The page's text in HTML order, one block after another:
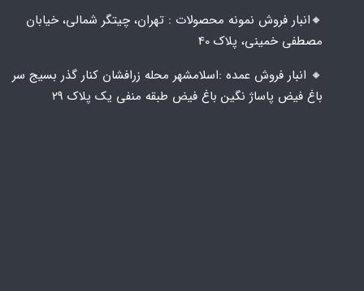
🔸️​​انبار فروش نمونه محصولات : تهران، چیتگر شمالی، خیابان
مصطفی خمینی، پلاک 40
🔸️ انبار فروش عمده :اسلامشهر محله زرافشان کنار گذر بسیج سر
باغ فیض پاساژ نگین باغ فیض طبقه منفی یک پلاک ۲۹